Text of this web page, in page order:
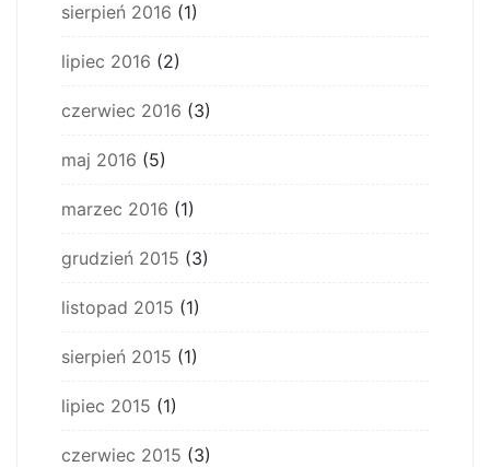
sierpień 2016 (1)
lipiec 2016 (2)
czerwiec 2016 (3)
maj 2016 (5)
marzec 2016 (1)
grudzień 2015 (3)
listopad 2015 (1)
sierpień 2015 (1)
lipiec 2015 (1)
czerwiec 2015 (3)